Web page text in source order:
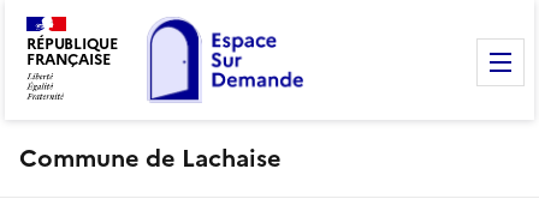
RÉPUBLIQUE
FRANÇAISE
Commune de Lachaise